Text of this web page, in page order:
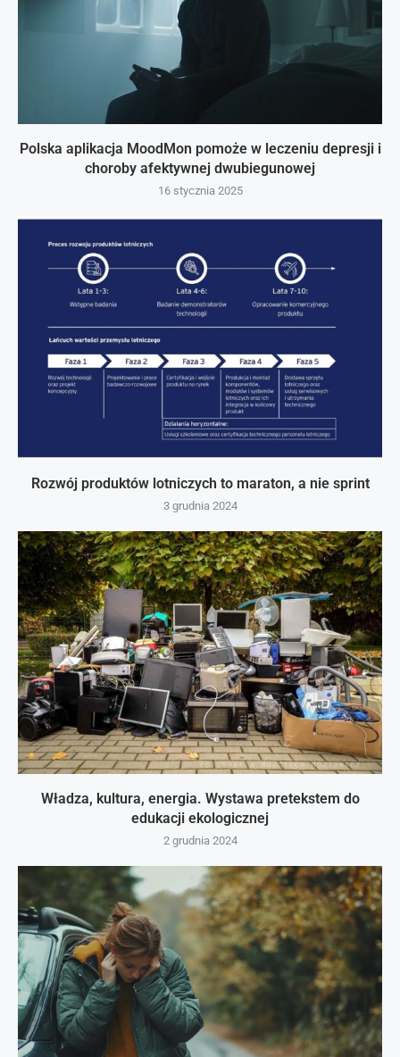
Polska aplikacja MoodMon pomoże w leczeniu depresji i
choroby afektywnej dwubiegunowej
16 stycznia 2025
Rozwój produktów lotniczych to maraton, a nie sprint
3 grudnia 2024
Władza, kultura, energia. Wystawa pretekstem do
edukacji ekologicznej
2 grudnia 2024